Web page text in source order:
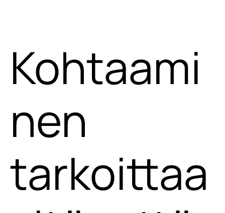
Kohtaami
nen
tarkoittaa